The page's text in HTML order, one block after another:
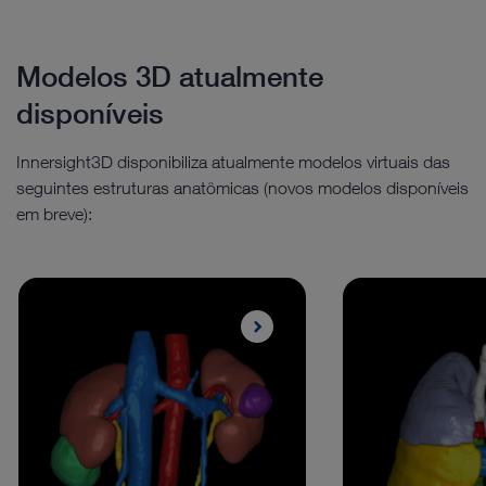
Modelos 3D atualmente
disponíveis
Innersight3D disponibiliza atualmente modelos virtuais das
seguintes estruturas anatômicas (novos modelos disponíveis
em breve):